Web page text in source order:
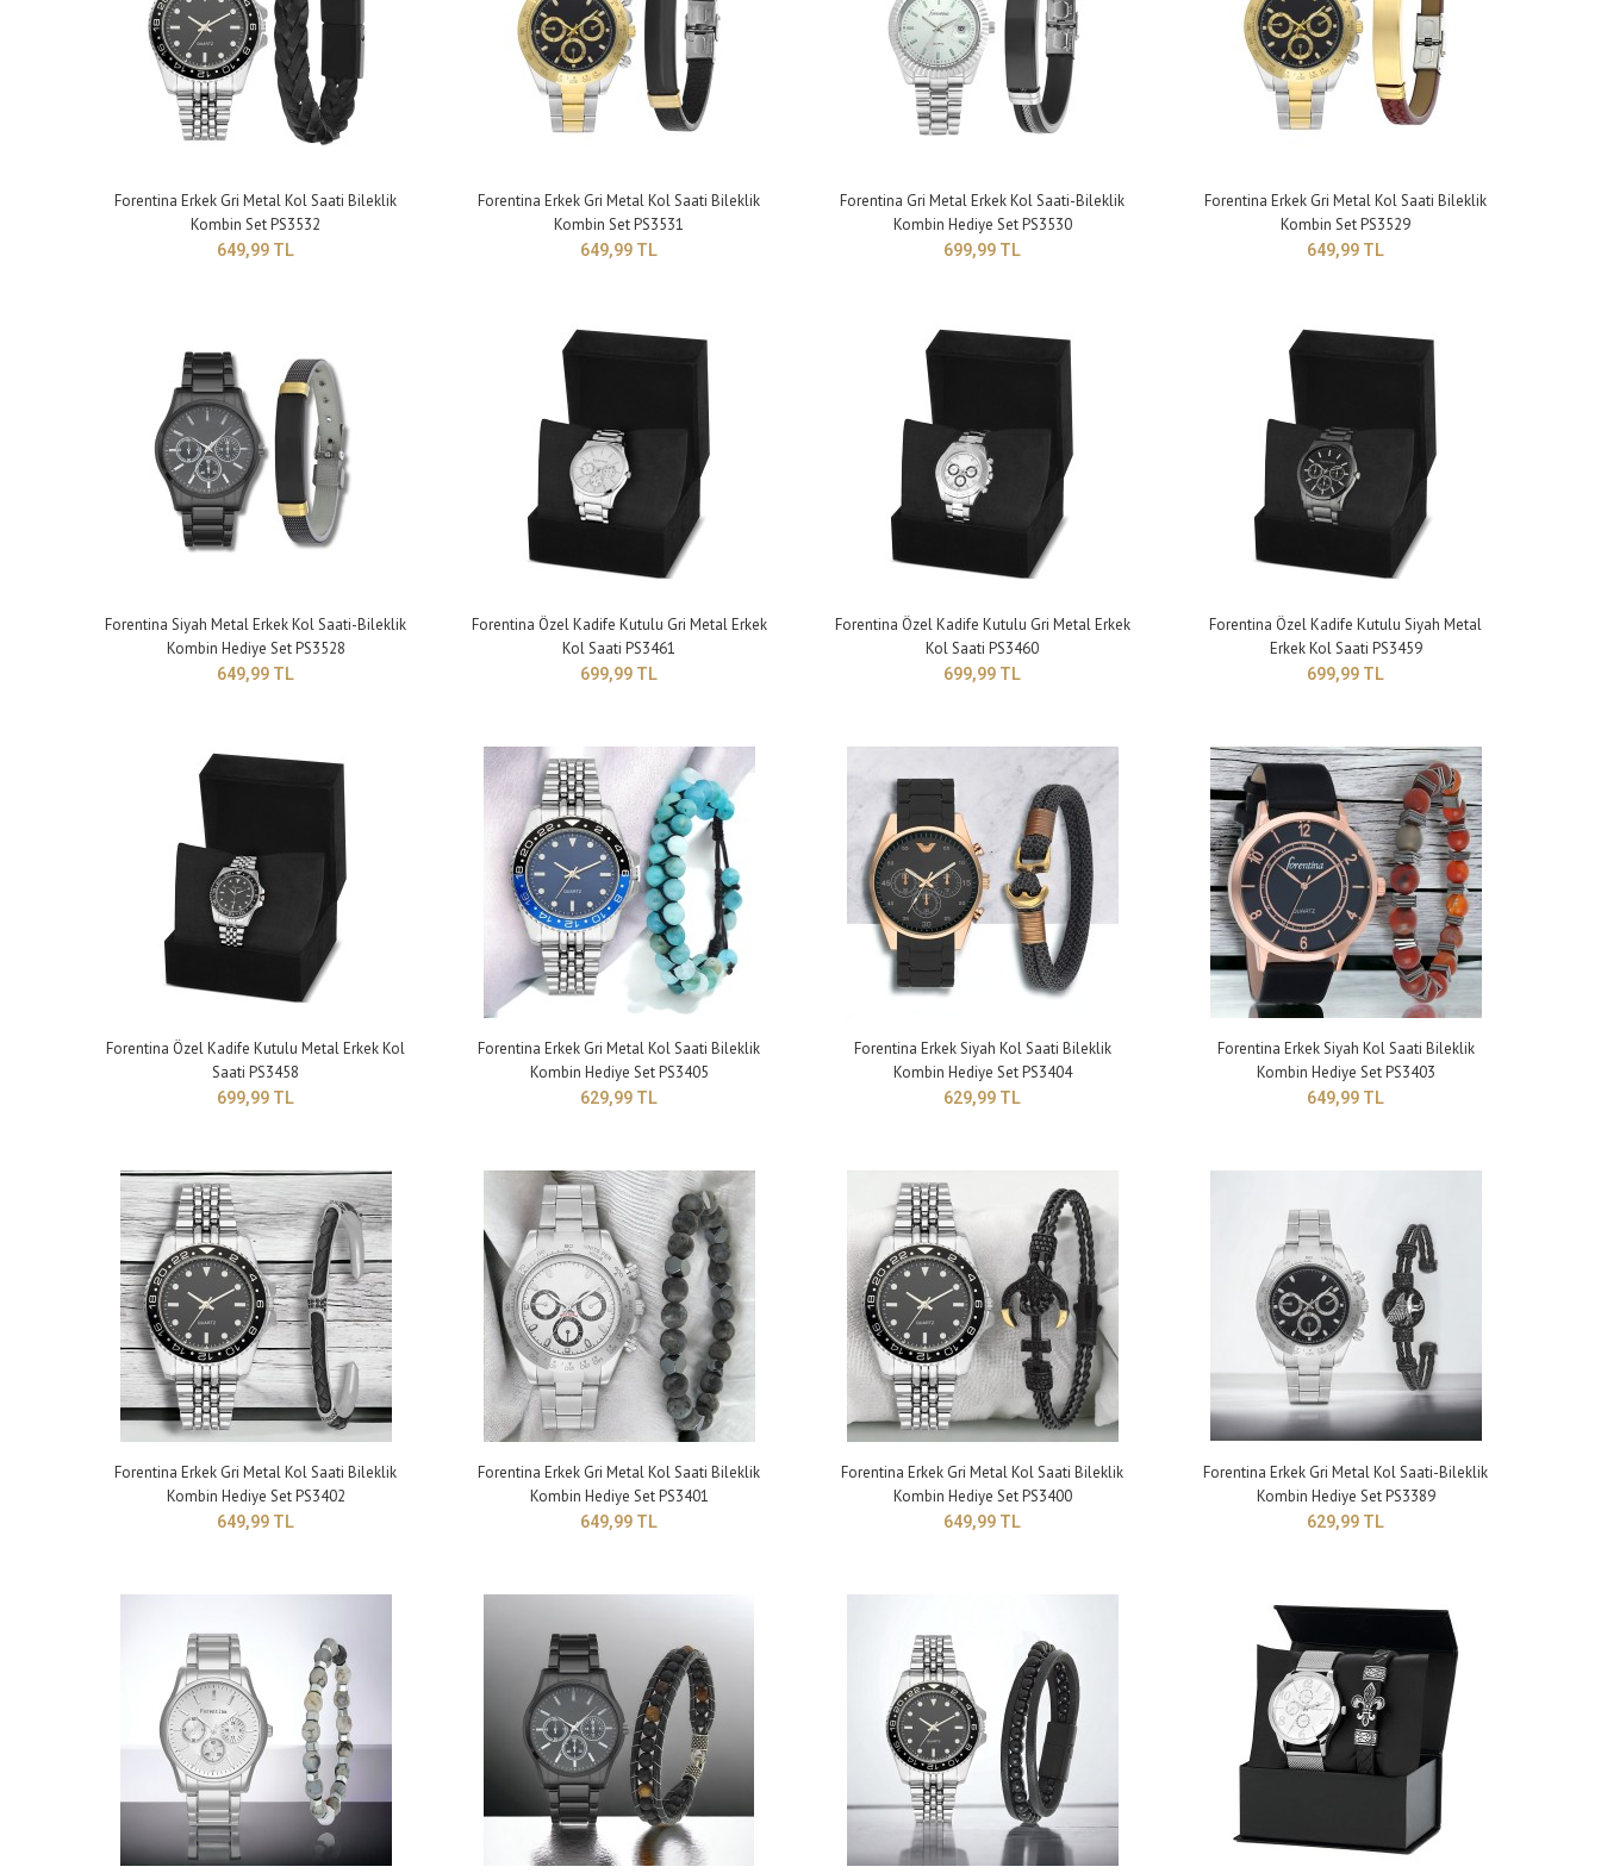
Forentina Erkek Siyah Metal Kol Saati-Bileklik Kombin
Set PS4048
699,99 TL
Çapı: 44 mm Kalınlık: 9 mm Kayış genişliği: 20 mm Kayış uzunluğu: 250 mm (büyü..
Forentina Erkek Siyah Metal Kol Saati-Siyah Örgü
Bileklik Kombin Set PS4049
699,99 TL
Çapı: 44 mm Kalınlık: 9 mm Kayış genişliği: 20 mm Kayış uzunluğu: 250 mm (büyü..
629,99 TL
Forentina Erkek Metal Kol Saati-Çift Renk Örgü Bileklik
Hediye Set PS3748
649,99 TL
Çapı: 44 mm Kalınlık: 9 mm Kayış genişliği: 20 mm Kayış uzunluğu: 250 mm (büyü..
Forentina Gri Metal Erkek Kol Saati-Parfüm Hediye Set
PS3731
699,99 TL
Çapı: 43 mm Kalınlık: 9 mm Kayış genişliği: 20 mm Kayış uzunluğu: 250 mm (büyü..
Forentina Siyah Metal Erkek Kol Saati-Parfüm Hediye
Set PS3730
699,99 TL
Çapı: 43 mm Kalınlık: 9 mm Kayış genişliği: 20 mm Kayış uzunluğu: 250 mm (büyü..
Forentina Erkek Gri Metal Kol Saati Bileklik
Kombin Set PS3532
649,99 TL
Forentina Erkek Gri Metal Kol Saati Bileklik
Kombin Set PS3531
649,99 TL
Forentina Gri Metal Erkek Kol Saati-Bileklik
Kombin Hediye Set PS3530
699,99 TL
Forentina Erkek Gri Metal Kol Saati Bileklik
Kombin Set PS3529
649,99 TL
Forentina Siyah Metal Erkek Kol Saati-Bileklik
Kombin Hediye Set PS3528
649,99 TL
Forentina Özel Kadife Kutulu Gri Metal Erkek
Kol Saati PS3461
699,99 TL
Forentina Özel Kadife Kutulu Gri Metal Erkek
Kol Saati PS3460
699,99 TL
Forentina Özel Kadife Kutulu Siyah Metal
Erkek Kol Saati PS3459
699,99 TL
Forentina Özel Kadife Kutulu Metal Erkek Kol
Saati PS3458
699,99 TL
Forentina Erkek Gri Metal Kol Saati Bileklik
Kombin Hediye Set PS3405
629,99 TL
Forentina Erkek Siyah Kol Saati Bileklik
Kombin Hediye Set PS3404
629,99 TL
Forentina Erkek Siyah Kol Saati Bileklik
Kombin Hediye Set PS3403
649,99 TL
Forentina Erkek Gri Metal Kol Saati Bileklik
Kombin Hediye Set PS3402
649,99 TL
Forentina Erkek Gri Metal Kol Saati Bileklik
Kombin Hediye Set PS3401
649,99 TL
Forentina Erkek Gri Metal Kol Saati Bileklik
Kombin Hediye Set PS3400
649,99 TL
Forentina Erkek Gri Metal Kol Saati-Bileklik
Kombin Hediye Set PS3389
629,99 TL